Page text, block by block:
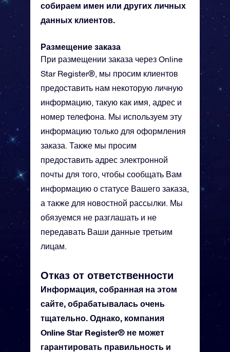
собираем имен или других личных
данных клиентов.
Размещение заказа
При размещении заказа через Online
Star Register®, мы просим клиентов
предоставить нам некоторую личную
информацию, такую как имя, адрес и
номер телефона. Мы используем эту
информацию только для оформления
заказа. Также мы просим
предоставить адрес электронной
почты для того, чтобы сообщать Вам
информацию о статусе Вашего заказа,
а также для новостной рассылки. Мы
обязуемся не разглашать и не
передавать Ваши данные третьим
лицам.
Отказ от ответственности
Информация, собранная на этом
сайте, обрабатывалась очень
тщательно. Однако, компания
Online Star Register® не может
гарантировать правильность и